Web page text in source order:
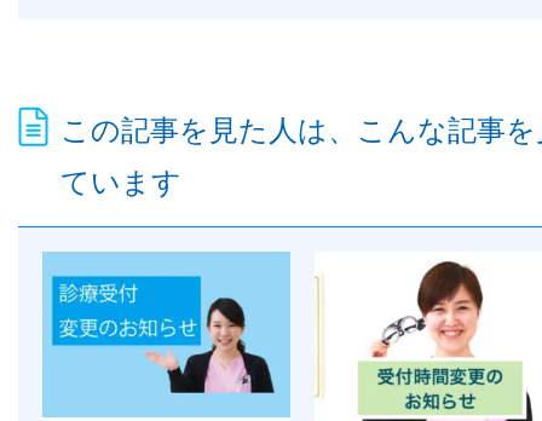
学会レポート
この記事を見た人は、こんな記事を
ています